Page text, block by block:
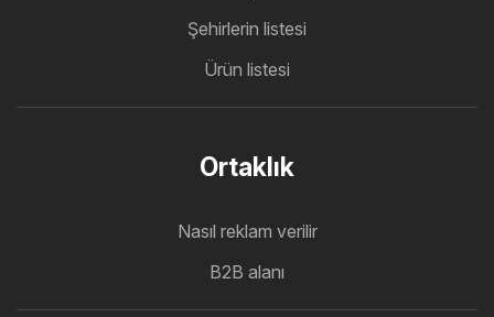
Şehirlerin listesi
Ürün listesi
Ortaklık
Nasıl reklam verilir
B2B alanı